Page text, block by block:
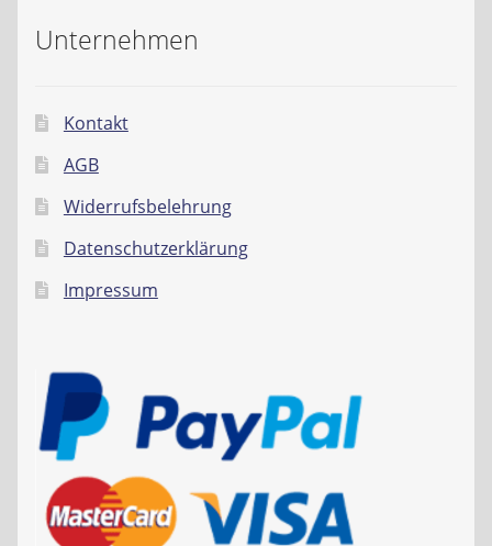
Unternehmen
Kontakt
AGB
Widerrufsbelehrung
Datenschutzerklärung
Impressum